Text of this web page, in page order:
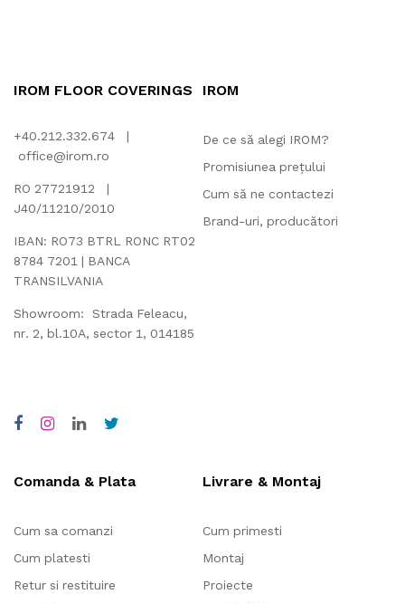
IROM FLOOR COVERINGS
+40.212.332.674 |
office@irom.ro
RO 27721912 |
J40/11210/2010
IBAN: RO73 BTRL RONC RT02
8784 7201 | BANCA
TRANSILVANIA
Showroom: Strada Feleacu,
nr. 2, bl.10A, sector 1, 014185
IROM
De ce să alegi IROM?
Promisiunea prețului
Cum să ne contactezi
Brand-uri, producători
Comanda & Plata
Cum sa comanzi
Cum platesti
Retur si restituire
Livrare & Montaj
Cum primesti
Montaj
Proiecte